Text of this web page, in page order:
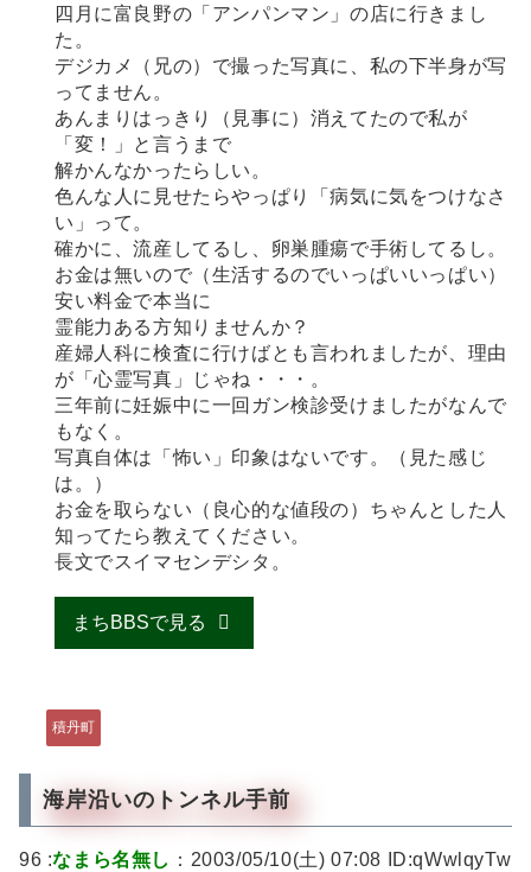
四月に富良野の「アンパンマン」の店に行きまし
た。
デジカメ（兄の）で撮った写真に、私の下半身が写
ってません。
あんまりはっきり（見事に）消えてたので私が
「変！」と言うまで
解かんなかったらしい。
色んな人に見せたらやっぱり「病気に気をつけなさ
い」って。
確かに、流産してるし、卵巣腫瘍で手術してるし。
お金は無いので（生活するのでいっぱいいっぱい）
安い料金で本当に
霊能力ある方知りませんか？
産婦人科に検査に行けばとも言われましたが、理由
が「心霊写真」じゃね・・・。
三年前に妊娠中に一回ガン検診受けましたがなんで
もなく。
写真自体は「怖い」印象はないです。（見た感じ
は。）
お金を取らない（良心的な値段の）ちゃんとした人
知ってたら教えてください。
長文でスイマセンデシタ。
まちBBSで見る
積丹町
海岸沿いのトンネル手前
96 :なまら名無し ：2003/05/10(土) 07:08 ID:qWwlqyTw